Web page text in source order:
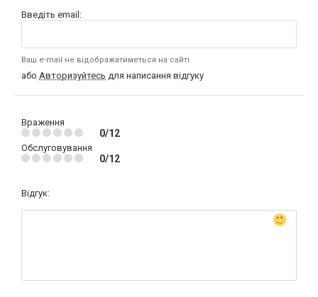
Введіть email:
Ваш e-mail не відображатиметься на сайті
або Авторизуйтесь для написання відгуку
Враження
0/12
Обслуговування
0/12
Відгук: